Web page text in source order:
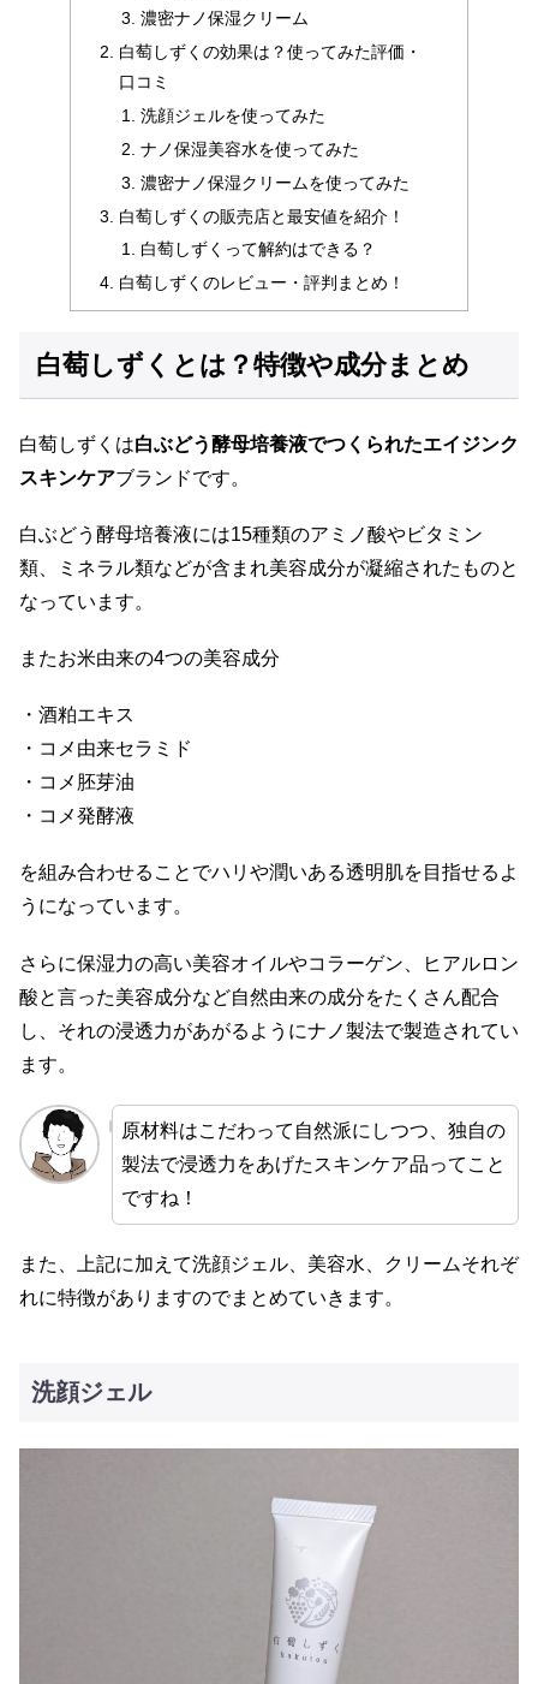
濃密ナノ保湿クリーム
白萄しずくの効果は？使ってみた評価・
口コミ
洗顔ジェルを使ってみた
ナノ保湿美容水を使ってみた
濃密ナノ保湿クリームを使ってみた
白萄しずくの販売店と最安値を紹介！
白萄しずくって解約はできる？
白萄しずくのレビュー・評判まとめ！
白萄しずくとは？特徴や成分まとめ
白萄しずくは白ぶどう酵母培養液でつくられたエイジンク
スキンケアブランドです。
白ぶどう酵母培養液には15種類のアミノ酸やビタミン
類、ミネラル類などが含まれ美容成分が凝縮されたものと
なっています。
またお米由来の4つの美容成分
・酒粕エキス
・コメ由来セラミド
・コメ胚芽油
・コメ発酵液
を組み合わせることでハリや潤いある透明肌を目指せるよ
うになっています。
さらに保湿力の高い美容オイルやコラーゲン、ヒアルロン
酸と言った美容成分など自然由来の成分をたくさん配合
し、それの浸透力があがるようにナノ製法で製造されてい
ます。
原材料はこだわって自然派にしつつ、独自の
製法で浸透力をあげたスキンケア品ってこと
ですね！
また、上記に加えて洗顔ジェル、美容水、クリームそれぞ
れに特徴がありますのでまとめていきます。
洗顔ジェル